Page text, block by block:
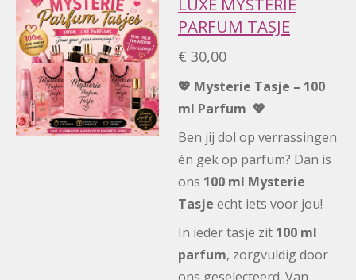
PARFUM TASJE
€ 30,00
💖 Mysterie Tasje – 100
ml Parfum 💖
Ben jij dol op verrassingen
én gek op parfum? Dan is
ons 100 ml Mysterie
Tasje echt iets voor jou!
In ieder tasje zit 100 ml
parfum, zorgvuldig door